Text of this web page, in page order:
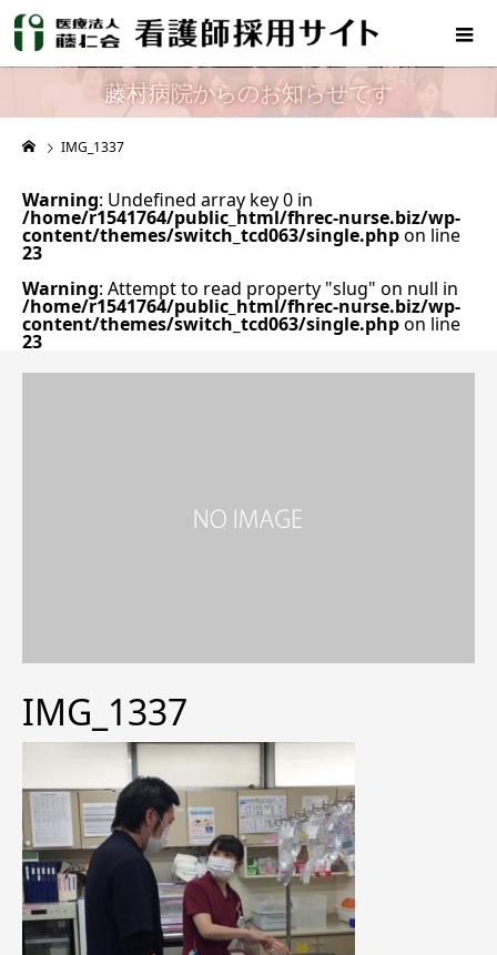
藤村病院からのお知らせです
IMG_1337
Warning: Undefined array key 0 in
/home/r1541764/public_html/fhrec-nurse.biz/wp-
content/themes/switch_tcd063/single.phpon line
23
Warning: Attempt to read property "slug" on null in
/home/r1541764/public_html/fhrec-nurse.biz/wp-
content/themes/switch_tcd063/single.phpon line
23
IMG_1337